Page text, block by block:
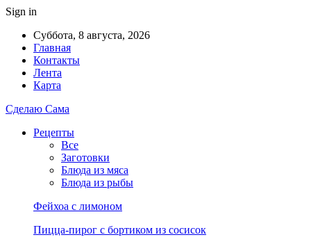
Sign in
Суббота, 8 августа, 2026
Главная
Контакты
Лента
Карта
Сделаю Сама
Рецепты
Все
Заготовки
Блюда из мяса
Блюда из рыбы
Фейхоа с лимоном
Пицца-пирог с бортиком из сосисок